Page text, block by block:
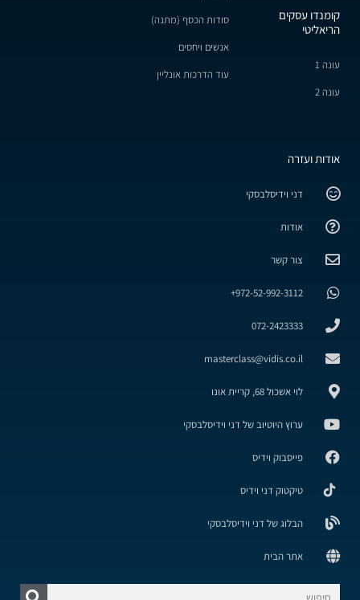
קומנדו עסקים
הריאליטי
עונה 1
עונה 2
סודות הכסף (מתנה)
אנשים ויחסים
עוד הדרכות אונליין
אודות ועזרה
דני וידיסלבסקי
אודות
צור קשר
972-52-992-3112+
072-2423333
masterclass@vidis.co.il
לוי אשכול 68, קריית אונו
ערוץ היוטיוב של דני וידיסלבסקי
פייסבוק וידיס
טיקטוק דני וידיס
הבלוג של דני וידיסלבסקי
אתר הבית